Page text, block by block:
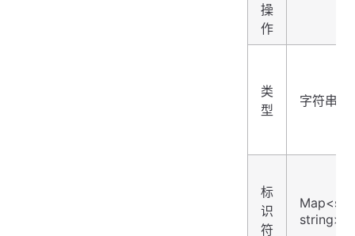
操
作
类
型
字符串
标
识
符
string>